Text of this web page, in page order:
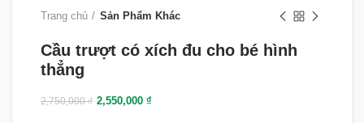
Trang chủ Sản Phẩm Khác
Cầu trượt có xích đu cho bé hình
thẳng
2,750,000₫ 2,550,000 ₫